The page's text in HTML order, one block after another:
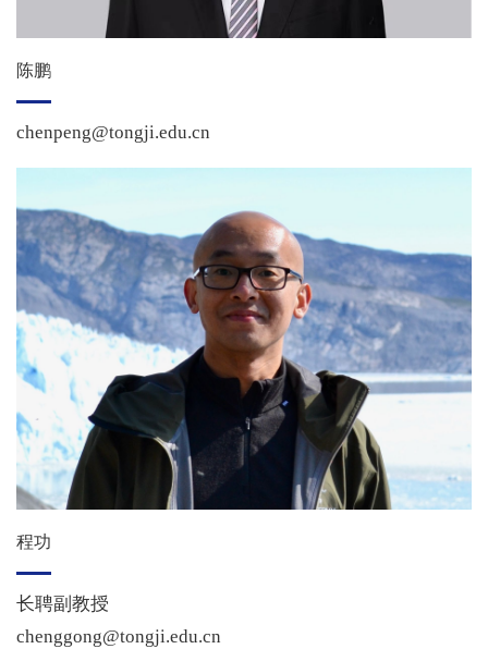
陈鹏
chenpeng@tongji.edu.cn
程功
长聘副教授
chenggong@tongji.edu.cn